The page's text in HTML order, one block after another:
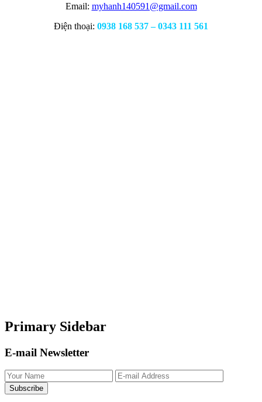
Email: myhanh140591@gmail.com
Điện thoại: 0938 168 537 – 0343 111 561
Primary Sidebar
E-mail Newsletter